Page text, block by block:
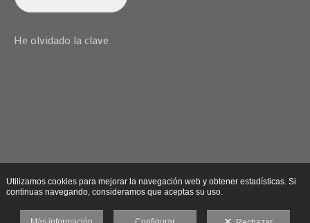
He olvidado la clave
Utilizamos cookies para mejorar la navegación web y obtener estadísticas. Si
continuas navegando, consideramos que aceptas su uso.